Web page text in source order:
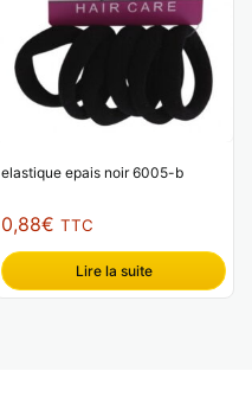
elastique epais noir 6005-b
0,88€ TTC
Lire la suite